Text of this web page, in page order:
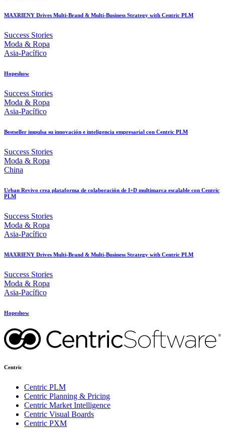
MAXRIENY Drives Multi-Brand & Multi-Business Strategy with Centric PLM
Success Stories
Moda & Ropa
Asia-Pacífico
Hopeshow
Success Stories
Moda & Ropa
Asia-Pacífico
Bestseller impulsa su innovación e inteligencia empresarial con Centric PLM
Success Stories
Moda & Ropa
China
Urban Revivo crea plataforma de colaboración de I+D multimarca escalable con Centric
PLM
Success Stories
Moda & Ropa
Asia-Pacífico
MAXRIENY Drives Multi-Brand & Multi-Business Strategy with Centric PLM
Success Stories
Moda & Ropa
Asia-Pacífico
Hopeshow
Centric
Centric PLM
Centric Planning & Pricing
Centric Market Intelligence
Centric Visual Boards
Centric PXM